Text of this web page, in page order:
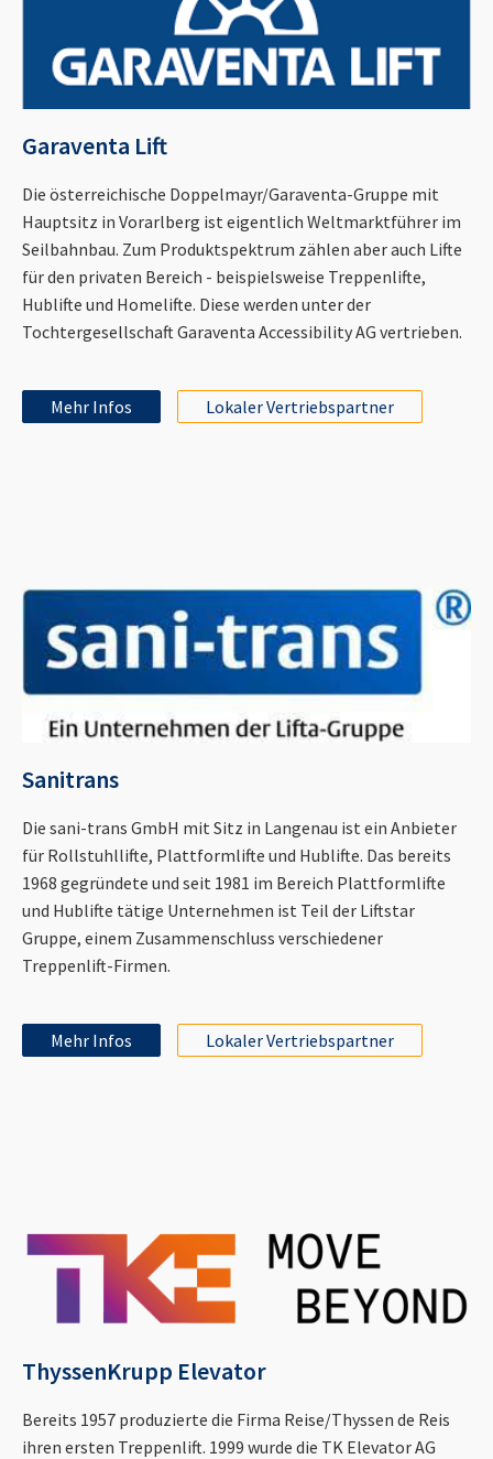
Garaventa Lift
Die österreichische Doppelmayr/Garaventa-Gruppe mit
Hauptsitz in Vorarlberg ist eigentlich Weltmarktführer im
Seilbahnbau. Zum Produktspektrum zählen aber auch Lifte
für den privaten Bereich - beispielsweise Treppenlifte,
Hublifte und Homelifte. Diese werden unter der
Tochtergesellschaft Garaventa Accessibility AG vertrieben.
Mehr Infos Lokaler Vertriebspartner
Sanitrans
Die sani-trans GmbH mit Sitz in Langenau ist ein Anbieter
für Rollstuhllifte, Plattformlifte und Hublifte. Das bereits
1968 gegründete und seit 1981 im Bereich Plattformlifte
und Hublifte tätige Unternehmen ist Teil der Liftstar
Gruppe, einem Zusammenschluss verschiedener
Treppenlift-Firmen.
Mehr Infos Lokaler Vertriebspartner
ThyssenKrupp Elevator
Bereits 1957 produzierte die Firma Reise/Thyssen de Reis
ihren ersten Treppenlift. 1999 wurde die TK Elevator AG